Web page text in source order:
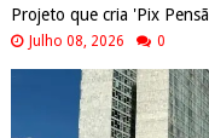
Projeto que cria 'Pix
Julho 08, 2026 0